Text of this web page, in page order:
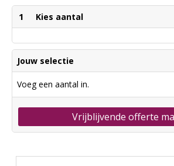
1 Kies aantal
Jouw selectie
Voeg een aantal in.
Vrijblijvende offerte